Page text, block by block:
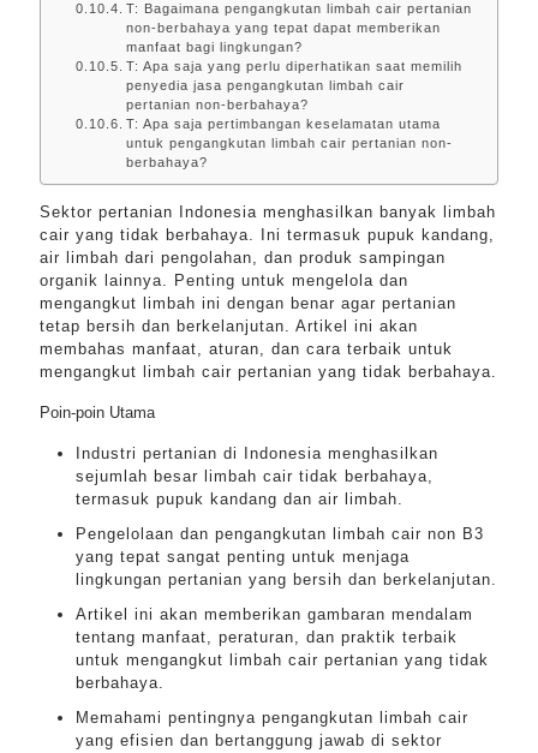
T: Bagaimana pengangkutan limbah cair pertanian
non-berbahaya yang tepat dapat memberikan
manfaat bagi lingkungan?
T: Apa saja yang perlu diperhatikan saat memilih
penyedia jasa pengangkutan limbah cair
pertanian non-berbahaya?
T: Apa saja pertimbangan keselamatan utama
untuk pengangkutan limbah cair pertanian non-
berbahaya?
Sektor pertanian Indonesia menghasilkan banyak limbah
cair yang tidak berbahaya. Ini termasuk pupuk kandang,
air limbah dari pengolahan, dan produk sampingan
organik lainnya. Penting untuk mengelola dan
mengangkut limbah ini dengan benar agar pertanian
tetap bersih dan berkelanjutan. Artikel ini akan
membahas manfaat, aturan, dan cara terbaik untuk
mengangkut limbah cair pertanian yang tidak berbahaya.
Poin-poin Utama
Industri pertanian di Indonesia menghasilkan
sejumlah besar limbah cair tidak berbahaya,
termasuk pupuk kandang dan air limbah.
Pengelolaan dan pengangkutan limbah cair non B3
yang tepat sangat penting untuk menjaga
lingkungan pertanian yang bersih dan berkelanjutan.
Artikel ini akan memberikan gambaran mendalam
tentang manfaat, peraturan, dan praktik terbaik
untuk mengangkut limbah cair pertanian yang tidak
berbahaya.
Memahami pentingnya pengangkutan limbah cair
yang efisien dan bertanggung jawab di sektor